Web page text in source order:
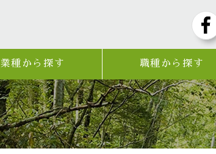
業種から探す 職種から探す